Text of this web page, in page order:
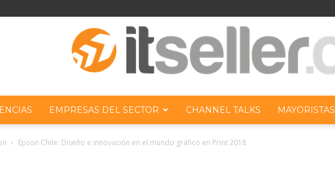
EMPRESAS DEL SECTOR CHANNEL TALKS MAYORISTAS
Epson Chile: Diseño e innovación en el mundo gráfico en Print 2018